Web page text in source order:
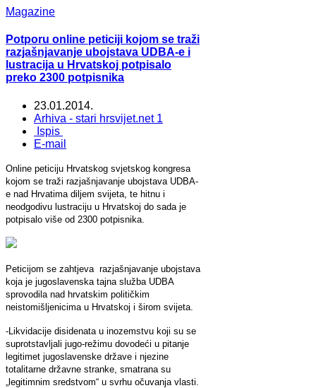
Magazine
Potporu online peticiji kojom se traži
razjašnjavanje ubojstava UDBA-e i
lustracija u Hrvatskoj potpisalo
preko 2300 potpisnika
23.01.2014.
Arhiva - stari hrsvijet.net 1
Ispis
E-mail
Online peticiju Hrvatskog svjetskog kongresa
kojom se traži razjašnjavanje ubojstava UDBA-
e nad Hrvatima diljem svijeta, te hitnu i
neodgodivu lustraciju u Hrvatskoj do sada je
potpisalo više od 2300 potpisnika.
Peticijom se zahtjeva razjašnjavanje ubojstava
koja je jugoslavenska tajna služba UDBA
sprovodila nad hrvatskim političkim
neistomišljenicima u Hrvatskoj i širom svijeta.
-Likvidacije disidenata u inozemstvu koji su se
suprotstavljali jugo-režimu dovodeći u pitanje
legitimet jugoslavenske države i njezine
totalitarne državne stranke, smatrana su
„legitimnim sredstvom“ u svrhu očuvanja vlasti.